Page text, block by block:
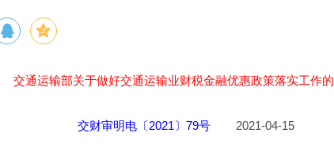
交通运输部关于做好交通运输业财税金融优惠政策落实工作
交财审明电〔2021〕79号2021-04-15